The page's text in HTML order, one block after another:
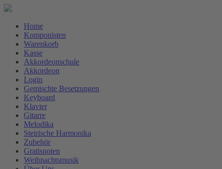
Home
Komponisten
Warenkorb
Kasse
Akkordeonschule
Akkordeon
Login
Gemischte Besetzungen
Keyboard
Klavier
Gitarre
Melodika
Steirische Harmonika
Zubehör
Gratisnoten
Weihnachtsmusik